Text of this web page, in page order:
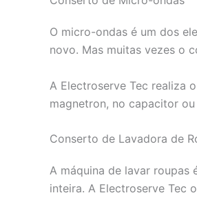
O micro-ondas é um dos
novo. Mas muitas vezes o
A Electroserve Tec realiza
magnetron, no capacitor
Conserto de Lavadora de
A máquina de lavar roupas
inteira. A Electroserve Tec